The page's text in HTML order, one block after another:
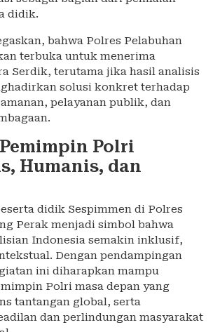
didik.
bahwa Polres Pelabuhan
terbuka untuk menerima
Serdik, terutama jika hasil analisis
solusi konkret terhadap
pelayanan publik, dan
Polri
Humanis, dan
didik Sespimmen di Polres
Perak menjadi simbol bahwa
Indonesia semakin inklusif,
Dengan pendampingan
ini diharapkan mampu
Polri masa depan yang
tantangan global, serta
dan perlindungan masyarakat